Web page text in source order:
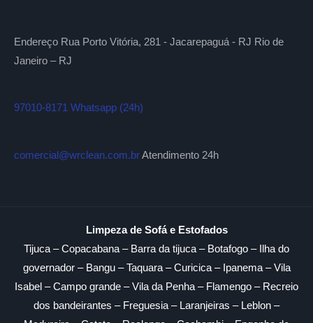
Endereço Rua Porto Vitória, 281 - Jacarepaguá - RJ Rio de
Janeiro – RJ
97010-8171 Whatsapp (24h)
comercial@wrclean.com.brAtendimento 24h
Limpeza de Sofá e Estofados
Tijuca – Copacabana – Barra da tijuca – Botafogo – Ilha do
governador – Bangu – Taquara – Curicica – Ipanema – Vila
Isabel – Campo grande – Vila da Penha – Flamengo – Recreio
dos bandeirantes – Freguesia – Laranjeiras – Leblon –